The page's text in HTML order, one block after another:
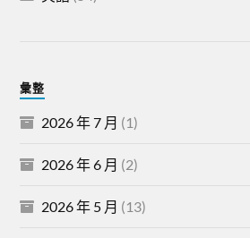
彙整
2026 年 7 月 (1)
2026 年 6 月 (2)
2026 年 5 月 (13)